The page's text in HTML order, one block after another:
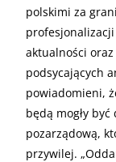
polskimi za
aktualności
podsycających
powiadomieni,
będą mogły
pozarządową,
przywilej.